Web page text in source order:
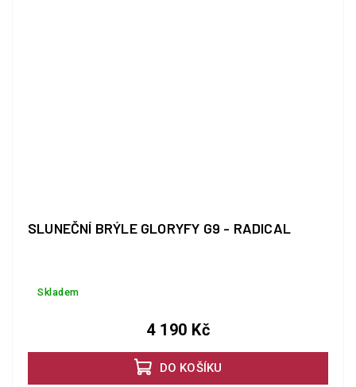
SLUNEČNÍ BRÝLE GLORYFY G9 - RADICAL
Skladem
DO KOŠÍKU
4 190 Kč